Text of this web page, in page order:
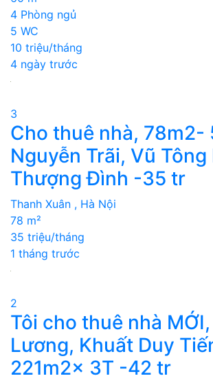
4 Phòng ngủ
5 WC
10 triệu/tháng
4 ngày trước
3
Cho thuê nhà, 78m2-
Nguyễn Trãi, Vũ Tông
Thượng Đình -35 tr
Thanh Xuân , Hà Nội
78 m²
35 triệu/tháng
1 tháng trước
2
Tôi cho thuê nhà MỚI,
Lương, Khuất Duy
221m2x 3T -42 tr